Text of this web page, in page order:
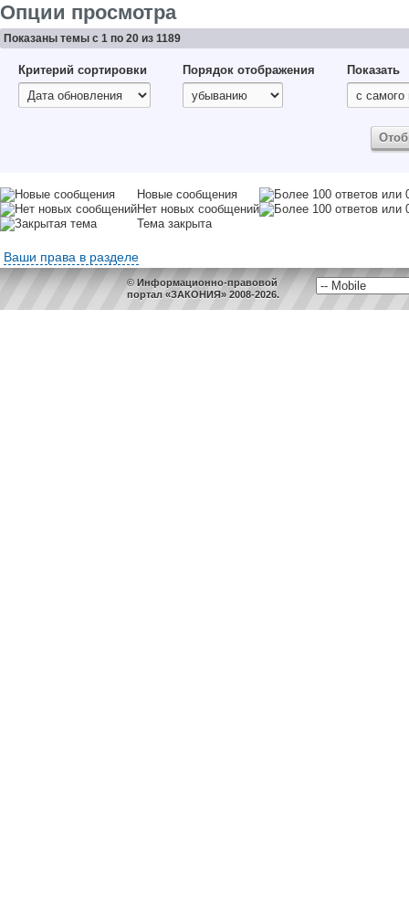
Опции просмотра
Показаны темы с 1 по 20 из 1189
Критерий сортировки Порядок отображения Показать
Новые сообщения
Нет новых сообщений
Тема закрыта
Ваши права в разделе
© Информационно-правовой
портал «ЗАКОНИЯ» 2008-2026.